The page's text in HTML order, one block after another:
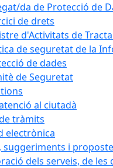
da de Protecció de
de drets
d'Activitats de
de seguretat de la
de dades
de Seguretat
al ciutadà
tràmits
electrònica
suggeriments i
dels serveis, de les